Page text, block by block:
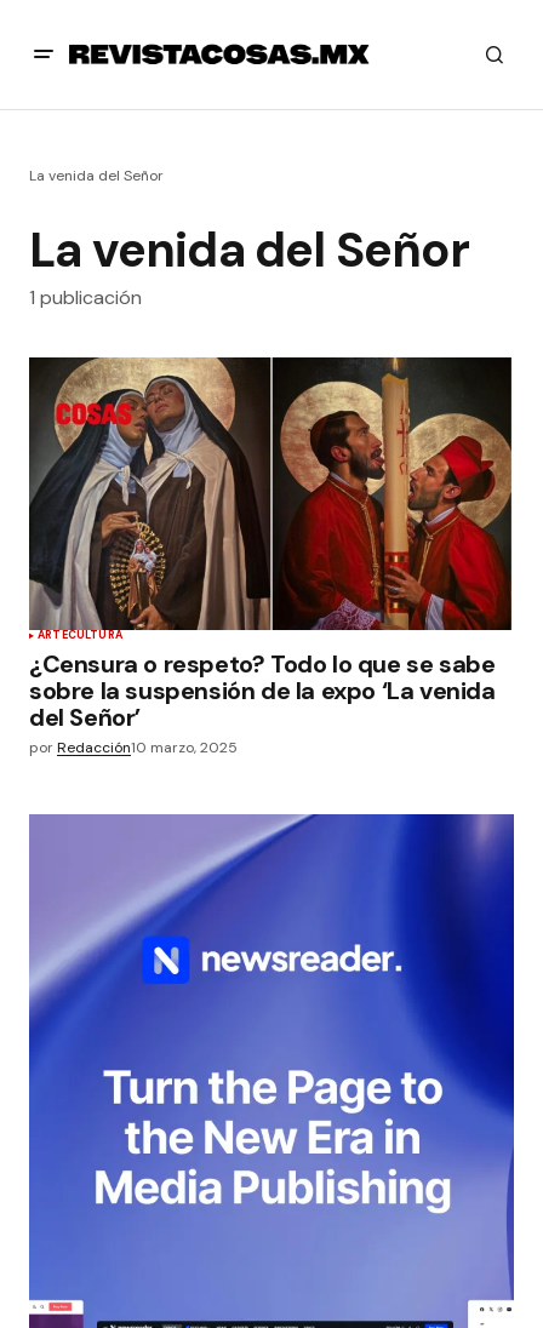
La venida del Señor
La venida del Señor
1 publicación
ARTECULTURA
¿Censura o respeto? Todo lo que se sabe
sobre la suspensión de la expo ‘La venida
del Señor’
porRedacción10 marzo, 2025